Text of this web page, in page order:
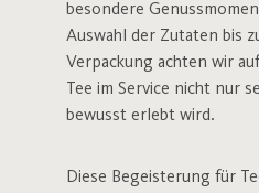
besondere
Auswahl der Zutaten bis
Verpackung achten wir
Tee im Service nicht nur
bewusst erlebt wird.
Diese Begeisterung für